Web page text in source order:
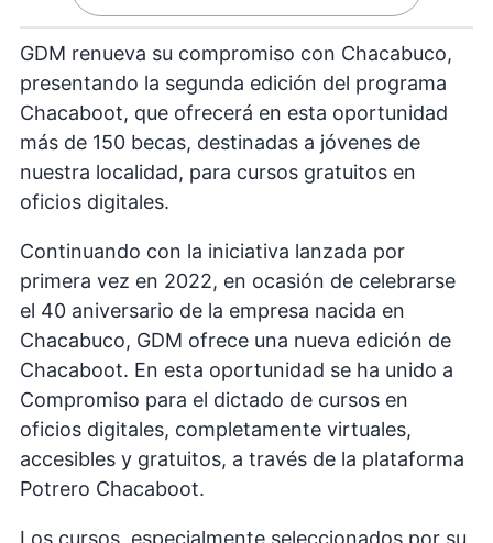
GDM renueva su compromiso con Chacabuco,
presentando la segunda edición del programa
Chacaboot, que ofrecerá en esta oportunidad
más de 150 becas, destinadas a jóvenes de
nuestra localidad, para cursos gratuitos en
oficios digitales.
Continuando con la iniciativa lanzada por
primera vez en 2022, en ocasión de celebrarse
el 40 aniversario de la empresa nacida en
Chacabuco, GDM ofrece una nueva edición de
Chacaboot. En esta oportunidad se ha unido a
Compromiso para el dictado de cursos en
oficios digitales, completamente virtuales,
accesibles y gratuitos, a través de la plataforma
Potrero Chacaboot.
Los cursos, especialmente seleccionados por su